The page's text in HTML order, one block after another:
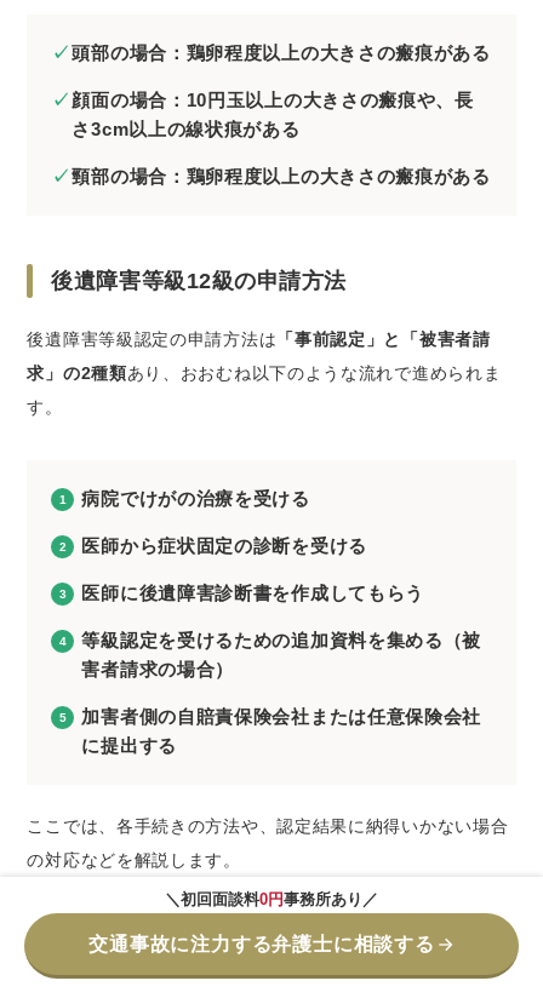
頭部の場合：鶏卵程度以上の大きさの瘢痕がある
顔面の場合：10円玉以上の大きさの瘢痕や、長
さ3cm以上の線状痕がある
頸部の場合：鶏卵程度以上の大きさの瘢痕がある
後遺障害等級12級の申請方法
後遺障害等級認定の申請方法は 「事前認定」と「被害者請
求」の2種類あり、おおむね以下のような流れで進められま
す。
病院でけがの治療を受ける
医師から症状固定の診断を受ける
医師に後遺障害診断書を作成してもらう
等級認定を受けるための追加資料を集める（被
害者請求の場合）
加害者側の自賠責保険会社または任意保険会社
に提出する
ここでは、各手続きの方法や、認定結果に納得いかない場合
の対応などを解説します。
1.事前認定｜加害者側の保険会社に任せる方法
＼初回面談料0円事務所あり／
交通事故に注力する弁護士に相談する